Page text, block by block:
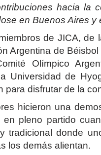
hacia la
en Buenos Aires y
de JICA, de
Argentina de
Olímpico
Universidad de
para disfrutar de la
hicieron una
pleno partido
tradicional donde
los demás alientan.